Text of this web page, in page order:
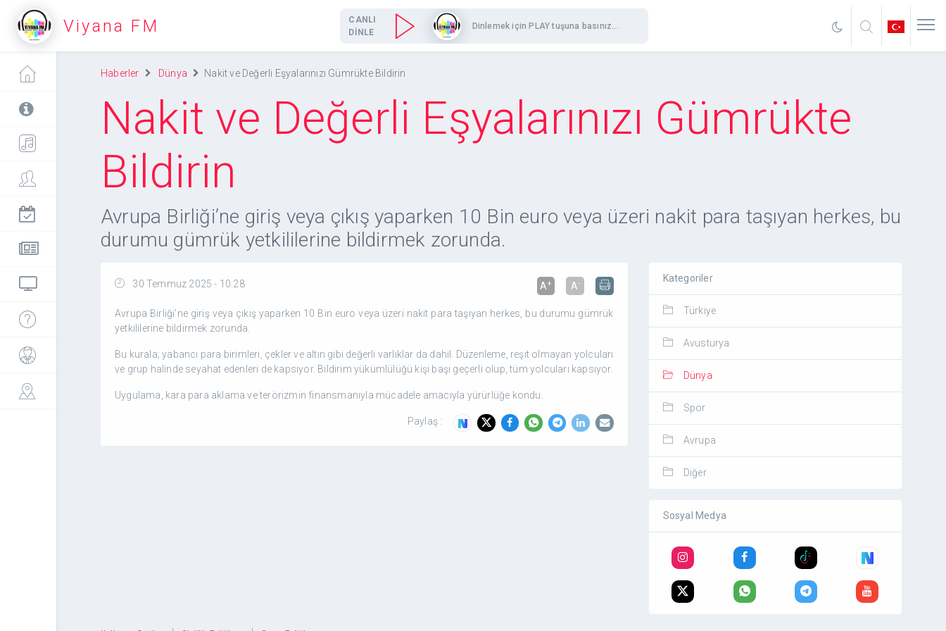
Viyana FM
CANLI
DİNLE
Dinlemek için PLAY tuşuna basınız...
Haberler Dünya Nakit ve Değerli Eşyalarınızı Gümrükte Bildirin
Nakit ve Değerli Eşyalarınızı Gümrükte
Bildirin
Avrupa Birliği’ne giriş veya çıkış yaparken 10 Bin euro veya üzeri nakit para taşıyan herkes, bu
durumu gümrük yetkililerine bildirmek zorunda.
30 Temmuz 2025 - 10:28 A+ A-
Avrupa Birliği’ne giriş veya çıkış yaparken 10 Bin euro veya üzeri nakit para taşıyan herkes, bu durumu gümrük
yetkililerine bildirmek zorunda.
Bu kurala; yabancı para birimleri, çekler ve altın gibi değerli varlıklar da dahil. Düzenleme, reşit olmayan yolcuları
ve grup halinde seyahat edenleri de kapsıyor. Bildirim yükümlülüğü kişi başı geçerli olup, tüm yolcuları kapsıyor.
Uygulama, kara para aklama ve terörizmin finansmanıyla mücadele amacıyla yürürlüğe kondu.
Paylaş :
Kategoriler
Türkiye
Avusturya
Dünya
Spor
Avrupa
Diğer
Sosyal Medya